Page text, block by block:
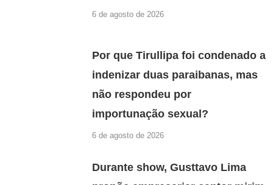
6 de agosto de 2026
Por que Tirullipa foi condenado a
indenizar duas paraibanas, mas
não respondeu por
importunação sexual?
6 de agosto de 2026
Durante show, Gusttavo Lima